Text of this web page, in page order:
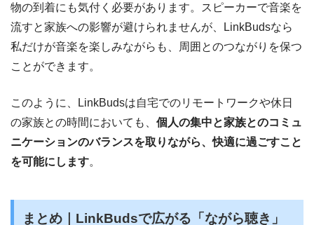
物の到着にも気付く必要があります。スピーカーで音楽を
流すと家族への影響が避けられませんが、LinkBudsなら
私だけが音楽を楽しみながらも、周囲とのつながりを保つ
ことができます。
このように、LinkBudsは自宅でのリモートワークや休日
の家族との時間においても、 個人の集中と家族とのコミュ
ニケーションのバランスを取りながら、快適に過ごすこと
を可能にします。
まとめ｜LinkBudsで広がる「ながら聴き」